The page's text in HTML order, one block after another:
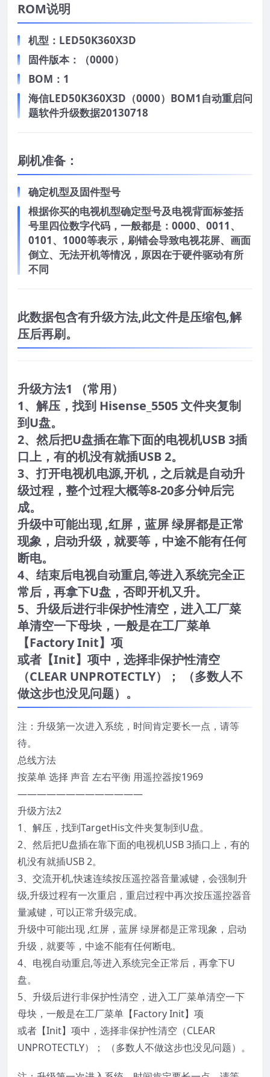
ROM说明
机型：LED50K360X3D
固件版本：（0000）
BOM：1
海信LED50K360X3D（0000）BOM1自动重启问
题软件升级数据20130718
刷机准备：
确定机型及固件型号
根据你买的电视机型确定型号及电视背面标签括
号里四位数字代码，一般都是：0000、0011、
0101、1000等表示，刷错会导致电视花屏、画面
倒立、无法开机等情况，原因在于硬件驱动有所
不同
此数据包含有升级方法,此文件是压缩包,解
压后再刷。
升级方法1 （常用）
1、解压，找到 Hisense_5505 文件夹复制
到U盘。
2、然后把U盘插在靠下面的电视机USB 3插
口上，有的机没有就插USB 2。
3、打开电视机电源,开机，之后就是自动升
级过程，整个过程大概等8-20多分钟后完
成。
升级中可能出现 ,红屏，蓝屏 绿屏都是正常
现象，启动升级，就要等，中途不能有任何
断电。
4、结束后电视自动重启,等进入系统完全正
常后，再拿下U盘，否即开机又升。
5、升级后进行非保护性清空，进入工厂菜
单清空一下母块，一般是在工厂菜单
【Factory Init】项
或者【Init】项中，选择非保护性清空
（CLEAR UNPROTECTLY）； （多数人不
做这步也没见问题）。
注：升级第一次进入系统，时间肯定要长一点，请等
待。
总线方法
按菜单 选择 声音 左右平衡 用遥控器按1969
—————————————
升级方法2
1、解压，找到TargetHis文件夹复制到U盘。
2、然后把U盘插在靠下面的电视机USB 3插口上，有的
机没有就插USB 2。
3、交流开机,快速连续按压遥控器音量减键，会强制升
级,升级过程有一次重启，重启过程中再次按压遥控器音
量减键，可以正常升级完成。
升级中可能出现 ,红屏，蓝屏 绿屏都是正常现象，启动
升级，就要等，中途不能有任何断电。
4、电视自动重启,等进入系统完全正常后，再拿下U
盘。
5、升级后进行非保护性清空，进入工厂菜单清空一下
母块，一般是在工厂菜单【Factory Init】项
或者【Init】项中，选择非保护性清空（CLEAR
UNPROTECTLY）； （多数人不做这步也没见问题）。